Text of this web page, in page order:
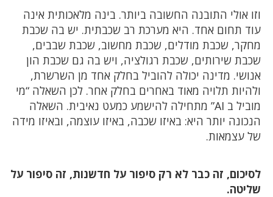
וזו אולי התובנה החשובה ביותר. בינה מלאכותית אינה
עוד תחום אחד. היא מערכת רב שכבתית. יש בה שכבת
מחקר, שכבת מודלים, שכבת מחשוב, שכבת שבבים,
שכבת שירותים, שכבת רגולציה, ויש בה גם שכבת הון
אנושי. מדינה יכולה להוביל בחלק אחד מן השרשרת,
ולהיות תלויה מאוד באחרים בחלק אחר. לכן השאלה “מי
מוביל ב AI” מתחילה להישמע כמעט נאיבית. השאלה
הנכונה יותר היא: באיזו שכבה, באיזו עוצמה, ובאיזו מידה
של עצמאות.
לסיכום, זה כבר לא רק סיפור על חדשנות, זה סיפור על
שליטה.